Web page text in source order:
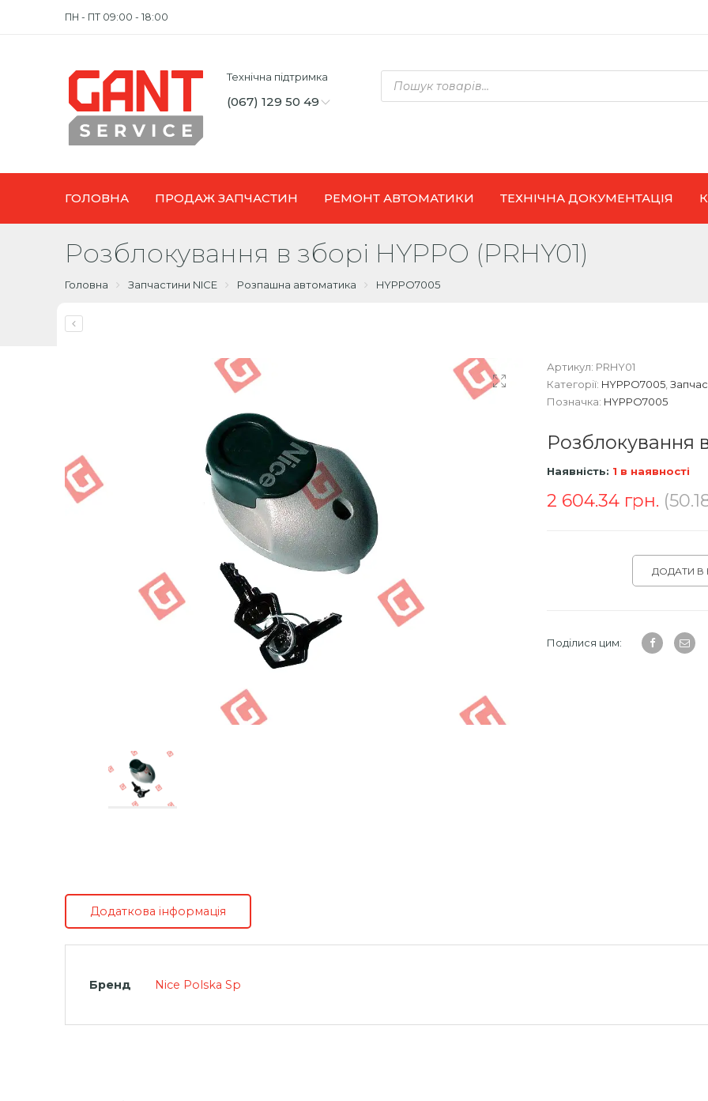
ПН - ПТ 09:00 - 18:00
Технічна підтримка
(067) 129 50 49
Products
search
ГОЛОВНА ПРОДАЖ ЗАПЧАСТИН РЕМОНТ АВТОМАТИКИ ТЕХНІЧНА ДОКУМЕНТАЦІЯ
Розблокування в зборі HYPPO (PRHY01)
Головна Запчастини NICE Розпашна автоматика HYPPO7005
Артикул: PRHY01
Категорії: HYPPO7005
Позначка: HYPPO7005
Розблокування
Наявність: 1 в наявності
2 604.34 грн.
ДОДАТИ
Поділися цим:
Додаткова інформація
Бренд Nice Polska Sp